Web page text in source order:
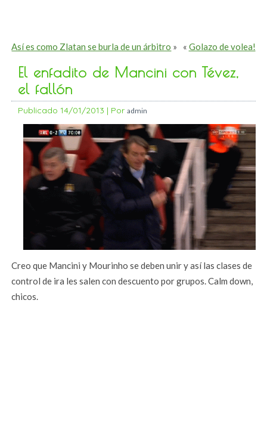
Así es como Zlatan se burla de un árbitro » « Golazo de volea!
El enfadito de Mancini con Tévez,
el fallón
Publicado 14/01/2013 | Por admin
Creo que Mancini y Mourinho se deben unir y así las clases de
control de ira les salen con descuento por grupos. Calm down,
chicos.